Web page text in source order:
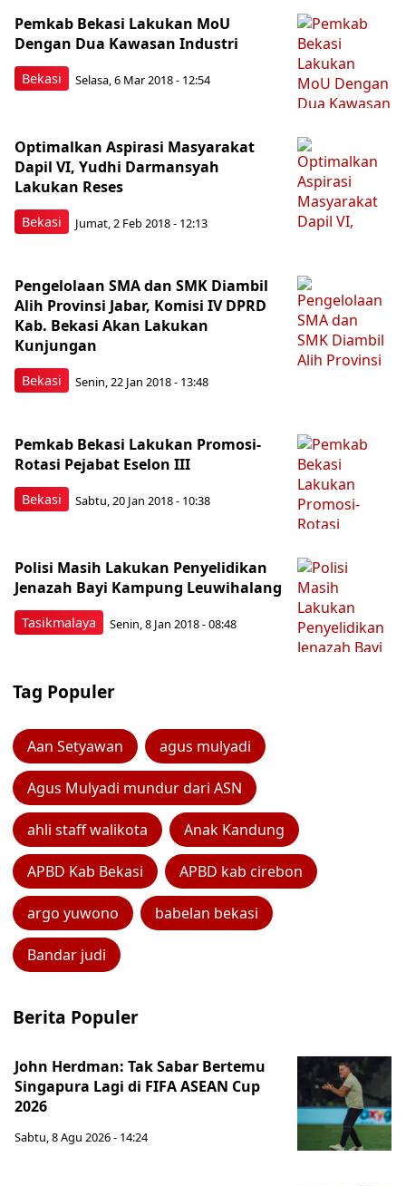
Bekasi
Pemkab Bekasi Lakukan MoU
Dengan Dua Kawasan Industri
Selasa, 6 Mar 2018 - 12:54
Bekasi
Optimalkan Aspirasi Masyarakat
Dapil VI, Yudhi Darmansyah
Lakukan Reses
Jumat, 2 Feb 2018 - 12:13
Bekasi
Pengelolaan SMA dan SMK Diambil
Alih Provinsi Jabar, Komisi IV DPRD
Kab. Bekasi Akan Lakukan
Kunjungan
Senin, 22 Jan 2018 - 13:48
Bekasi
Pemkab Bekasi Lakukan Promosi-
Rotasi Pejabat Eselon III
Sabtu, 20 Jan 2018 - 10:38
Tasikmalaya
Polisi Masih Lakukan Penyelidikan
Jenazah Bayi Kampung Leuwihalang
Senin, 8 Jan 2018 - 08:48
Tag Populer
Aan Setyawan agus mulyadi
Agus Mulyadi mundur dari ASN
ahli staff walikota Anak Kandung
APBD Kab Bekasi APBD kab cirebon
argo yuwono babelan bekasi
Bandar judi
Berita Populer
John Herdman: Tak Sabar Bertemu
Singapura Lagi di FIFA ASEAN Cup
2026
Sabtu, 8 Agu 2026 - 14:24